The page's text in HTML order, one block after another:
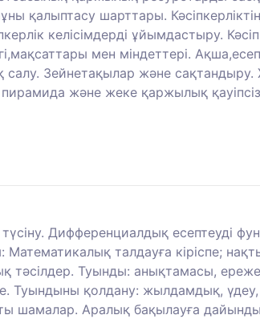
қалыптасу шарттары.
келісімдерді ұйымдастыру.
мен міндеттері.
Зейнетақылар және
және жеке қаржылық
Дифференциалдық есептеуді
талдауға кіріспе;
тәсілдер. Туынды: анықтамасы,
Туындыны қолдану: жылдамдық,
Аралық бақылауға